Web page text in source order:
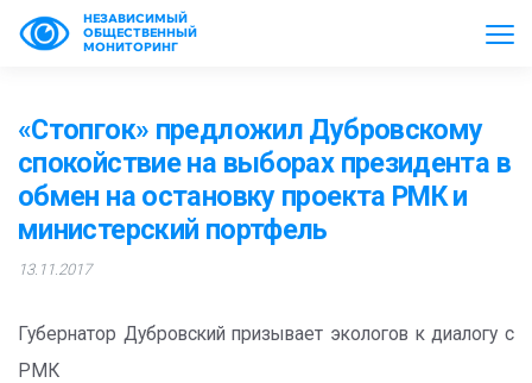
НЕЗАВИСИМЫЙ
ОБЩЕСТВЕННЫЙ
МОНИТОРИНГ
«Стопгок» предложил Дубровскому
спокойствие на выборах президента в
обмен на остановку проекта РМК и
министерский портфель
13.11.2017
Губернатор Дубровский призывает экологов к диалогу с
РМК